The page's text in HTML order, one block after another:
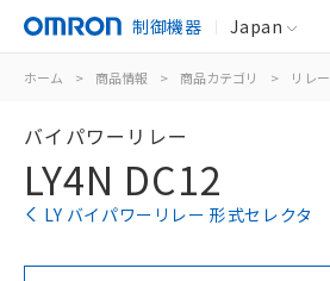
制御機器 Japan
ホーム > 商品情報 > 商品カテゴリ > リレー
バイパワーリレー
LY4N DC12
LY バイパワーリレー 形式セレクタ